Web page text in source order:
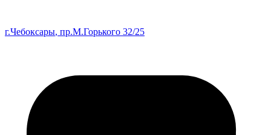
г.Чебоксары, пр.М.Горького 32/25